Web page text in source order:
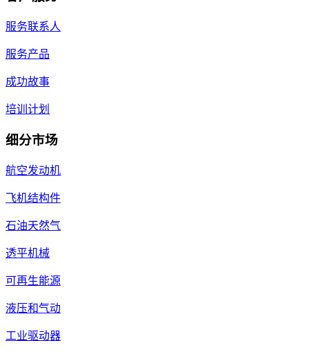
服务联系人
服务产品
成功故事
培训计划
细分市场
航空发动机
飞机结构件
石油天然气
透平机械
可再生能源
液压和气动
工业驱动器